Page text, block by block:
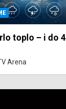
stana u